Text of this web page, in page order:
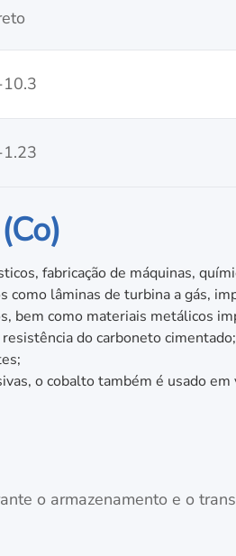
fabricação de máquinas,
lâminas de turbina a gás,
bem como materiais metálicos
do carboneto cimentado;
o cobalto também é usado
o armazenamento e o